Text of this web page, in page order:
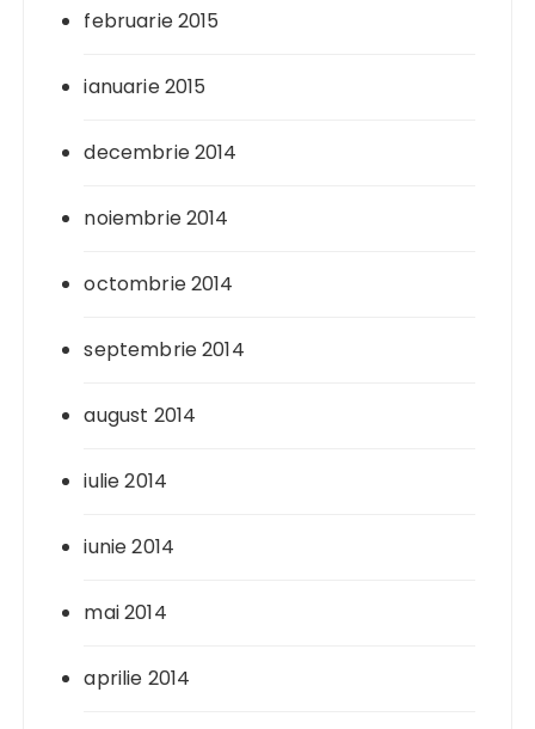
februarie 2015
ianuarie 2015
decembrie 2014
noiembrie 2014
octombrie 2014
septembrie 2014
august 2014
iulie 2014
iunie 2014
mai 2014
aprilie 2014